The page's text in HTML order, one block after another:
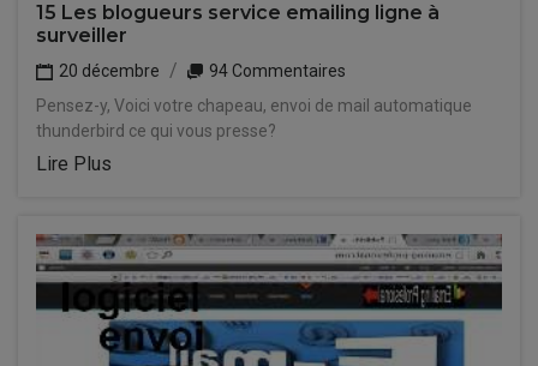
15 Les blogueurs service emailing ligne à
surveiller
20 décembre
94 Commentaires
Pensez-y, Voici votre chapeau, envoi de mail automatique
thunderbird ce qui vous presse?
Lire Plus